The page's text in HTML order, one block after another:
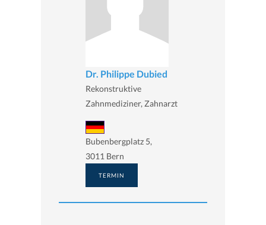
Dr. Philippe Dubied
Rekonstruktive
Zahnmediziner, Zahnarzt
Bubenbergplatz 5,
3011 Bern
TERMIN